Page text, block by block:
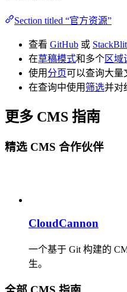
Section titled “官方资源”
查看 GitHub 或
在草稿模式和多个区域
使用 分页可以查询大量
在查询中使用 筛选并对
更多 CMS 指南
精选 CMS 合作伙伴
CloudCannon
一个基于 Git 构建的
生。